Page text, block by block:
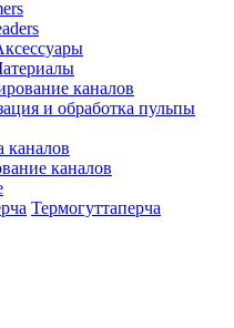
каналов
и обработка пульпы
каналов
каналов
Термогуттаперча